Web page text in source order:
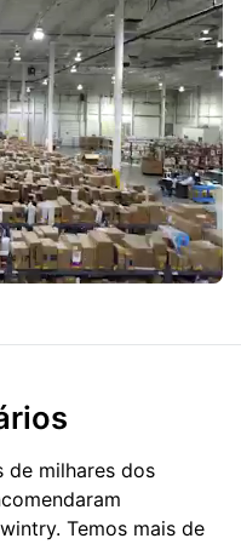
de milhares dos
Temos mais de